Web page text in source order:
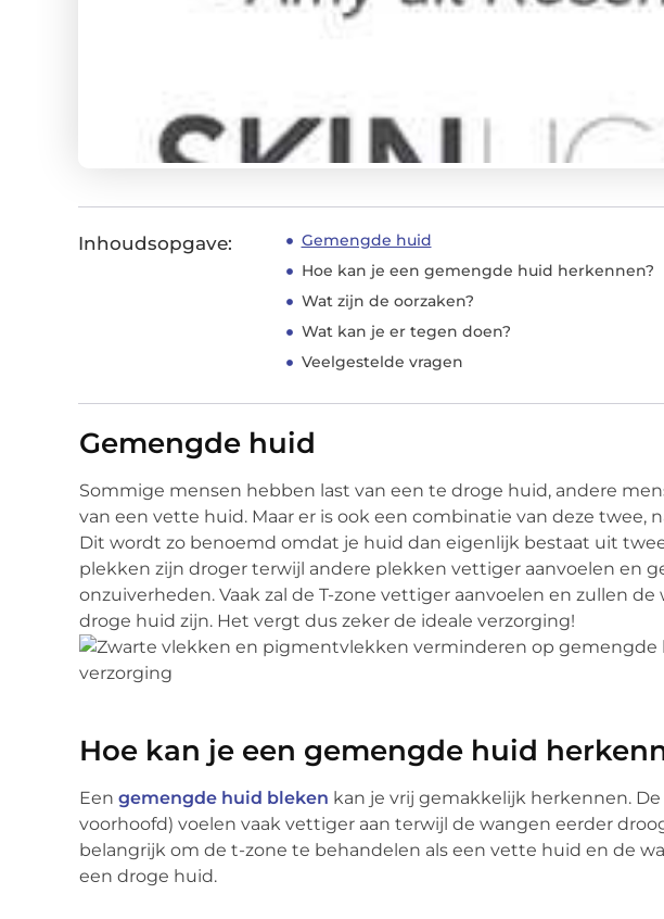
Inhoudsopgave:
Gemengde huid
Hoe kan je een gemengde huid herkennen?
Wat zijn de oorzaken?
Wat kan je er tegen doen?
Veelgestelde vragen
Gemengde huid
Sommige mensen hebben last van een te droge huid, andere
van een vette huid. Maar er is ook een combinatie van deze twee,
Dit wordt zo benoemd omdat je huid dan eigenlijk bestaat uit
plekken zijn droger terwijl andere plekken vettiger aanvoelen en
onzuiverheden. Vaak zal de T-zone vettiger aanvoelen en zullen
droge huid zijn. Het vergt dus zeker de ideale verzorging!
Hoe kan je een gemengde huid
Een gemengde huid bleken kan je vrij gemakkelijk herkennen. De
voorhoofd) voelen vaak vettiger aan terwijl de wangen eerder
belangrijk om de t-zone te behandelen als een vette huid en de
een droge huid.